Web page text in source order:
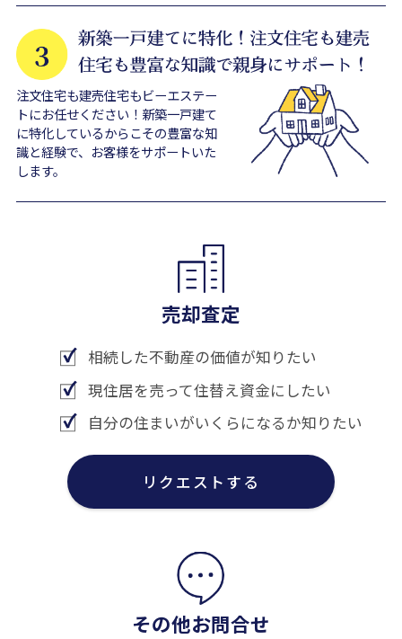
注文住宅も建売住宅もビーエステー
トにお任せください！新築一戸建て
に特化しているからこその豊富な知
識と経験で、お客様をサポートいた
します。
売却査定
相続した不動産の価値が知りたい
現住居を売って住替え資金にしたい
自分の住まいがいくらになるか知りたい
リクエストする
その他お問合せ